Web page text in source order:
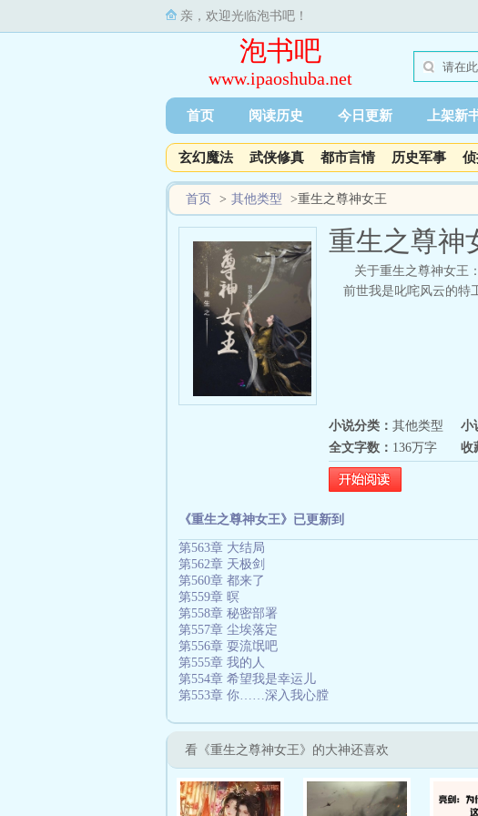
亲，欢迎光临泡书吧！
泡书吧
www.ipaoshuba.net
首页 阅读历史 今日更新 上架新
玄幻魔法 武侠修真 都市言情 历史军事
首页 > 其他类型 >重生之尊神女王
重生之尊神
关于重生之尊神女王：
前世我是叱咤风云的特
小说分类： 其他类型 小
全文字数： 136万字 收
《重生之尊神女王》已更新到
第563章 大结局
第562章 天极剑
第560章 都来了
第559章 暝
第558章 秘密部署
第557章 尘埃落定
第556章 耍流氓吧
第555章 我的人
第554章 希望我是幸运儿
第553章 你……深入我心膛
看《重生之尊神女王》的大神还喜欢